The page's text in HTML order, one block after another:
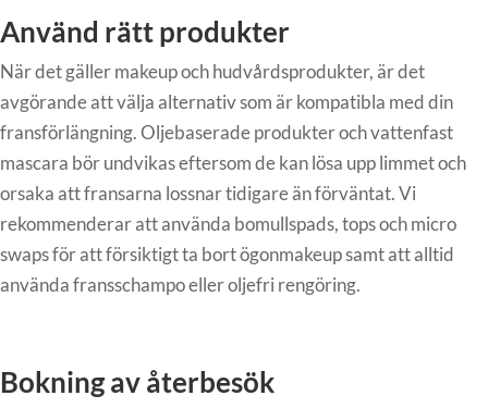
Använd rätt produkter
När det gäller makeup och hudvårdsprodukter, är det
avgörande att välja alternativ som är kompatibla med din
fransförlängning. Oljebaserade produkter och vattenfast
mascara bör undvikas eftersom de kan lösa upp limmet och
orsaka att fransarna lossnar tidigare än förväntat. Vi
rekommenderar att använda bomullspads, tops och micro
swaps för att försiktigt ta bort ögonmakeup samt att alltid
använda fransschampo eller oljefri rengöring.
Bokning av återbesök